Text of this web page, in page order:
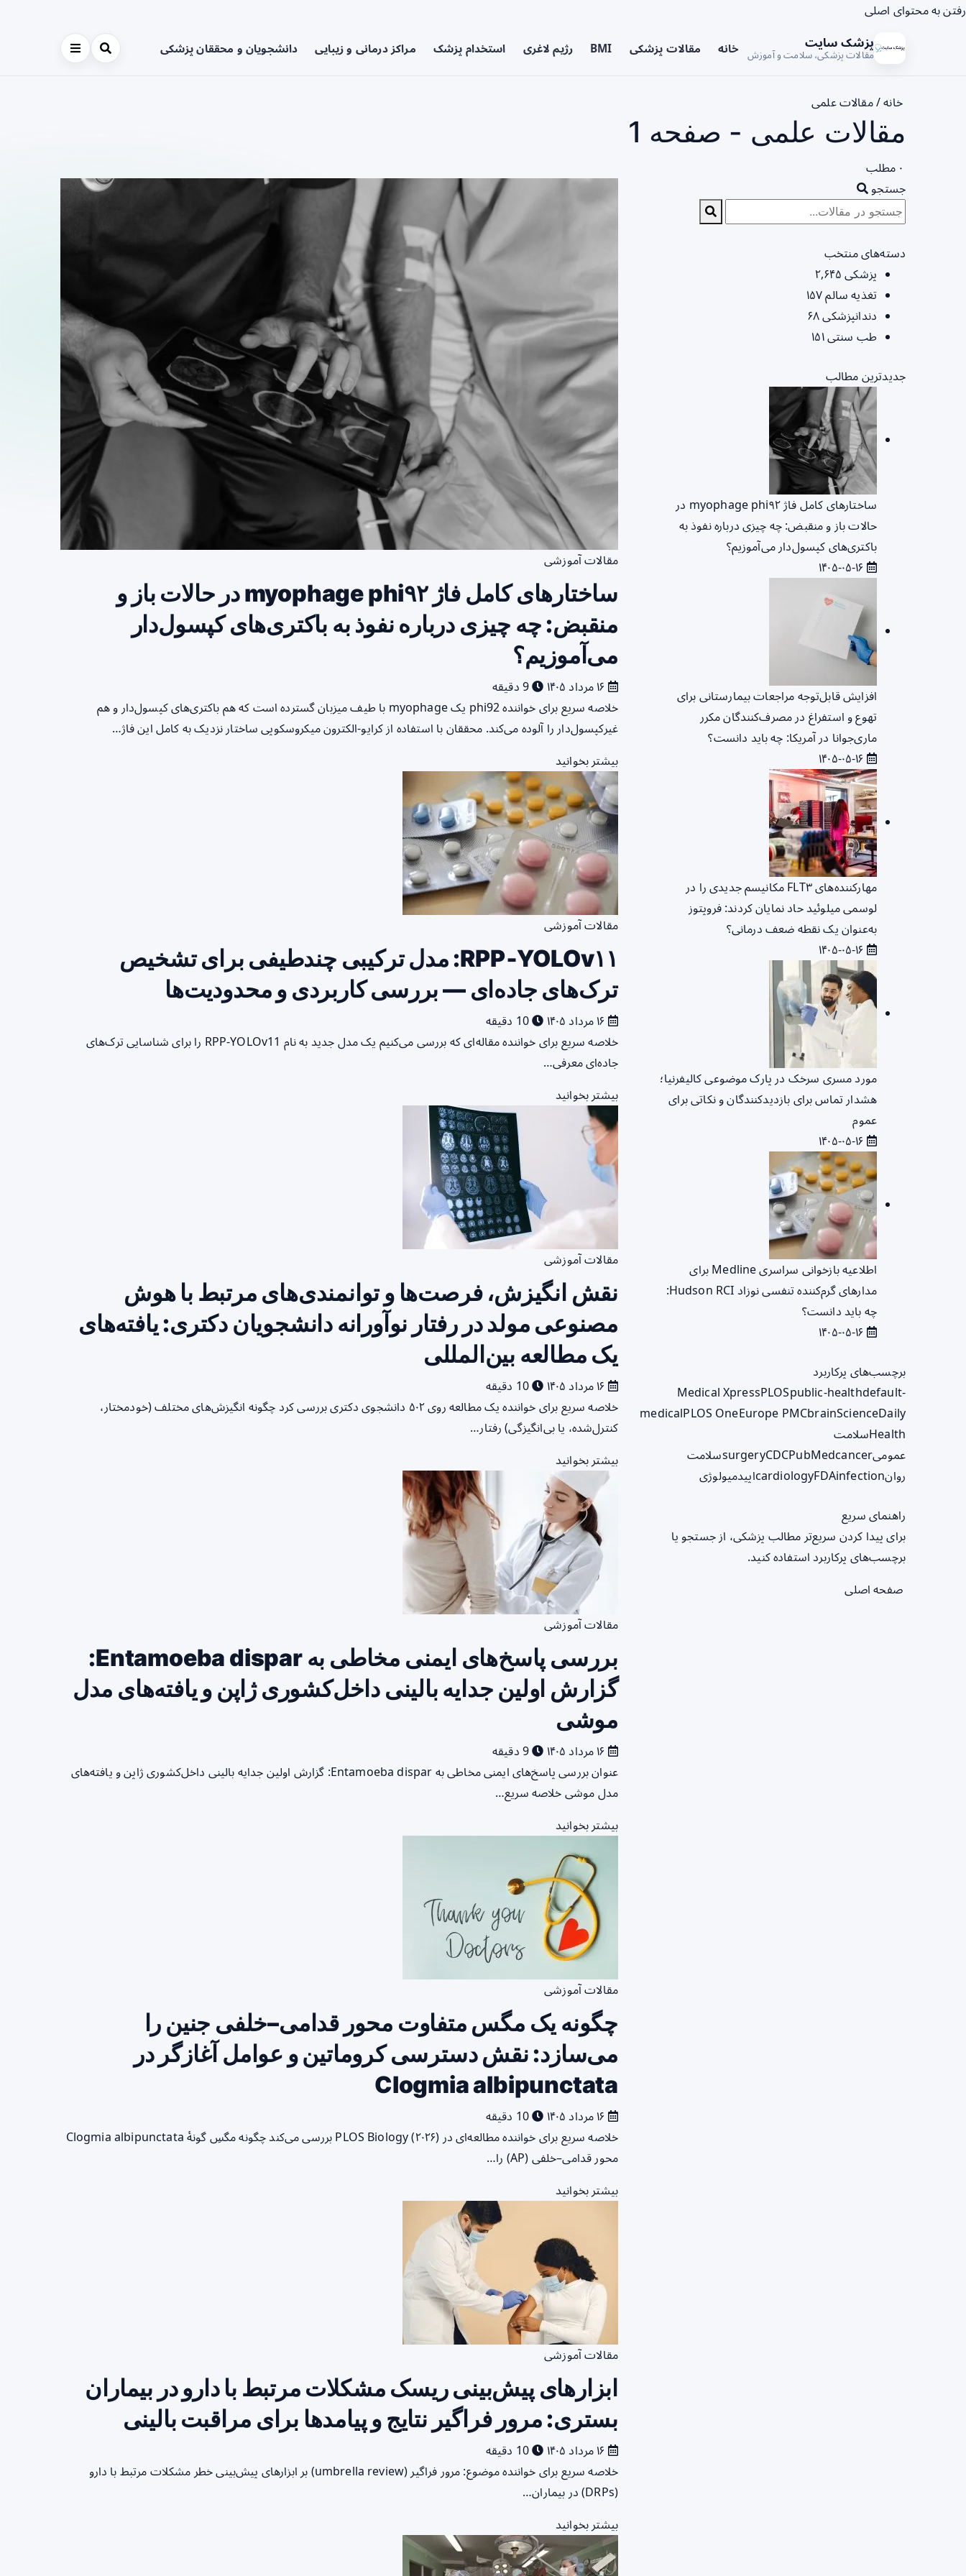
رفتن به محتوای اصلی
پزشک سایت
مقالات پزشکی، سلامت و آموزش خانه مقالات پزشکی BMI رژیم لاغری استخدام پزشک مراکز درمانی و زیبایی دانشجویان و محققان پزشکی
خانه/مقالات علمی
مقالات علمی - صفحه 1
۰ مطلب
مقالات آموزشی
ساختارهای کامل فاژ myophage phi۹۲ در حالات باز و
منقبض: چه چیزی درباره نفوذ به باکتری‌های کپسول‌دار
می‌آموزیم؟
9 دقیقه
خلاصه سریع برای خواننده phi92 یک myophage با طیف میزبان گسترده است که هم باکتری‌های کپسول‌دار و هم
غیرکپسول‌دار را آلوده می‌کند. محققان با استفاده از کرایو-الکترون میکروسکوپی ساختار نزدیک به کامل این فاژ…
بیشتر بخوانید
مقالات آموزشی
RPP‑YOLOv۱۱: مدل ترکیبی چندطیفی برای تشخیص
ترک‌های جاده‌ای — بررسی کاربردی و محدودیت‌ها
10 دقیقه
خلاصه سریع برای خواننده مقاله‌ای که بررسی می‌کنیم یک مدل جدید به نام RPP‑YOLOv11 را برای شناسایی ترک‌های
جاده‌ای معرفی…
بیشتر بخوانید
مقالات آموزشی
نقش انگیزش، فرصت‌ها و توانمندی‌های مرتبط با هوش
مصنوعی مولد در رفتار نوآورانه دانشجویان دکتری: یافته‌های
یک مطالعه بین‌المللی
10 دقیقه
خلاصه سریع برای خواننده یک مطالعه روی ۵۰۲ دانشجوی دکتری بررسی کرد چگونه انگیزش‌های مختلف (خودمختار،
کنترل‌شده، یا بی‌انگیزگی) رفتار…
بیشتر بخوانید
مقالات آموزشی
بررسی پاسخ‌های ایمنی مخاطی به Entamoeba dispar:
گزارش اولین جدایه بالینی داخل‌کشوری ژاپن و یافته‌های مدل
موشی
9 دقیقه
عنوان بررسی پاسخ‌های ایمنی مخاطی به Entamoeba dispar: گزارش اولین جدایه بالینی داخل‌کشوری ژاپن و یافته‌های
مدل موشی خلاصه سریع…
بیشتر بخوانید
مقالات آموزشی
چگونه یک مگس متفاوت محور قدامی–خلفی جنین را
می‌سازد: نقش دسترسی کروماتین و عوامل آغازگر در
Clogmia albipunctata
10 دقیقه
خلاصه سریع برای خواننده مطالعه‌ای در PLOS Biology (۲۰۲۶) بررسی می‌کند چگونه مگسِ گونهٔ Clogmia albipunctata
محور قدامی–خلفی (AP) را…
بیشتر بخوانید
مقالات آموزشی
ابزارهای پیش‌بینی ریسک مشکلات مرتبط با دارو در بیماران
بستری: مرور فراگیر نتایج و پیامدها برای مراقبت بالینی
10 دقیقه
خلاصه سریع برای خواننده موضوع: مرور فراگیر (umbrella review) بر ابزارهای پیش‌بینی خطر مشکلات مرتبط با دارو
(DRPs) در بیماران…
بیشتر بخوانید
جستجو
دسته‌های منتخب
پزشکی ۲,۶۴۵
تغذیه سالم۱۵۷
دندانپزشکی۶۸
طب سنتی۱۵۱
جدیدترین مطالب
ساختارهای کامل فاژ myophage phi۹۲ در
حالات باز و منقبض: چه چیزی درباره نفوذ به
باکتری‌های کپسول‌دار می‌آموزیم؟
افزایش قابل‌توجه مراجعات بیمارستانی برای
تهوع و استفراغ در مصرف‌کنندگان مکرر
ماری‌جوانا در آمریکا: چه باید دانست؟
مهارکننده‌های FLT۳ مکانیسم جدیدی را در
لوسمی میلوئید حاد نمایان کردند: فروپتوز
به‌عنوان یک نقطه ضعف درمانی؟
مورد مسری سرخک در پارک موضوعی کالیفرنیا؛
هشدار تماس برای بازدیدکنندگان و نکاتی برای
عموم
اطلاعیه بازخوانی سراسری Medline برای
مدارهای گرم‌کننده تنفسی نوزاد Hudson RCI:
چه باید دانست؟
برچسب‌های پرکاربرد
Medical XpressPLOSpublic-healthdefault-
medicalPLOS OneEurope PMCbrainScienceDaily
Healthسلامت
عمومی
surgeryCDCPubMedcancer
سلامت
روان
cardiologyFDAinfection اپیدمیولوژی
راهنمای سریع
برای پیدا کردن سریع‌تر مطالب پزشکی، از جستجو یا
برچسب‌های پرکاربرد استفاده کنید.
صفحه اصلی